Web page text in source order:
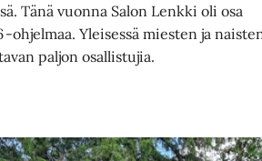
Tänä vuonna Salon Lenkki oli osa
ohjelmaa. Yleisessä miesten ja
paljon osallistujia.